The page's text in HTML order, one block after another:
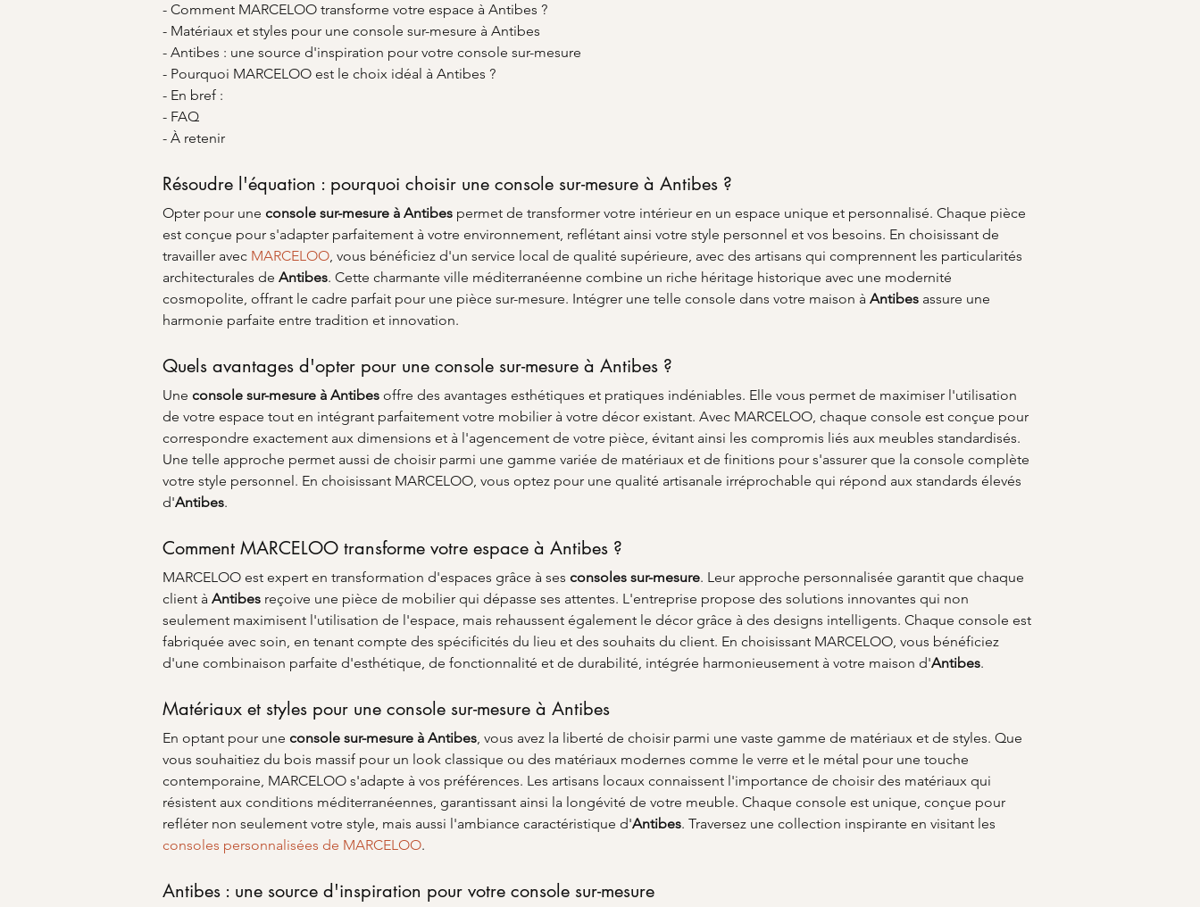
- Comment MARCELOO transforme votre espace à Antibes ?
- Matériaux et styles pour une console sur-mesure à Antibes
- Antibes : une source d'inspiration pour votre console sur-mesure
- Pourquoi MARCELOO est le choix idéal à Antibes ?
- En bref :
- FAQ
- À retenir
Résoudre l'équation : pourquoi choisir une console sur-mesure à Antibes ?
Opter pour une console sur-mesure à Antibes permet de transformer votre intérieur en un espace unique et personnalisé. Chaque pièce
est conçue pour s'adapter parfaitement à votre environnement, reflétant ainsi votre style personnel et vos besoins. En choisissant de
travailler avec MARCELOO, vous bénéficiez d'un service local de qualité supérieure, avec des artisans qui comprennent les particularités
architecturales de Antibes. Cette charmante ville méditerranéenne combine un riche héritage historique avec une modernité
cosmopolite, offrant le cadre parfait pour une pièce sur-mesure. Intégrer une telle console dans votre maison à Antibes assure une
harmonie parfaite entre tradition et innovation.
Quels avantages d'opter pour une console sur-mesure à Antibes ?
Une console sur-mesure à Antibes offre des avantages esthétiques et pratiques indéniables. Elle vous permet de maximiser l'utilisation
de votre espace tout en intégrant parfaitement votre mobilier à votre décor existant. Avec MARCELOO, chaque console est conçue pour
correspondre exactement aux dimensions et à l'agencement de votre pièce, évitant ainsi les compromis liés aux meubles standardisés.
Une telle approche permet aussi de choisir parmi une gamme variée de matériaux et de finitions pour s'assurer que la console complète
votre style personnel. En choisissant MARCELOO, vous optez pour une qualité artisanale irréprochable qui répond aux standards élevés
d'Antibes.
Comment MARCELOO transforme votre espace à Antibes ?
MARCELOO est expert en transformation d'espaces grâce à ses consoles sur-mesure. Leur approche personnalisée garantit que chaque
client à Antibes reçoive une pièce de mobilier qui dépasse ses attentes. L'entreprise propose des solutions innovantes qui non
seulement maximisent l'utilisation de l'espace, mais rehaussent également le décor grâce à des designs intelligents. Chaque console est
fabriquée avec soin, en tenant compte des spécificités du lieu et des souhaits du client. En choisissant MARCELOO, vous bénéficiez
d'une combinaison parfaite d'esthétique, de fonctionnalité et de durabilité, intégrée harmonieusement à votre maison d'Antibes.
Matériaux et styles pour une console sur-mesure à Antibes
En optant pour une console sur-mesure à Antibes, vous avez la liberté de choisir parmi une vaste gamme de matériaux et de styles. Que
vous souhaitiez du bois massif pour un look classique ou des matériaux modernes comme le verre et le métal pour une touche
contemporaine, MARCELOO s'adapte à vos préférences. Les artisans locaux connaissent l'importance de choisir des matériaux qui
résistent aux conditions méditerranéennes, garantissant ainsi la longévité de votre meuble. Chaque console est unique, conçue pour
refléter non seulement votre style, mais aussi l'ambiance caractéristique d'Antibes. Traversez une collection inspirante en visitant les
consoles personnalisées de MARCELOO.
Antibes : une source d'inspiration pour votre console sur-mesure